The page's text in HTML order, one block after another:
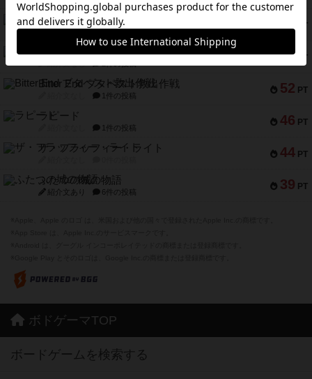
PT
スモールワールド
紹介文あり 13件の投稿
58 PT
52 PT
Bitter End ブタペスト救出作戦
1件の投稿
46 PT
ラピード
1件の投稿
44 PT
ザ・フラッフィー・ライト
39 PT
ふたつの城の物語
紹介文あり 6件の投稿
ボドゲーマTOP
ボードゲームを検索する